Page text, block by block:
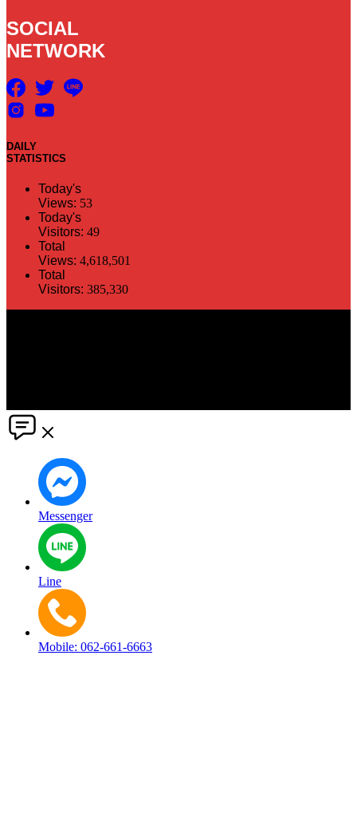
SOCIAL
NETWORK
DAILY
STATISTICS
Today's
Views: 53
Today's
Visitors: 49
Total
Views: 4,618,501
Total
Visitors: 385,330
Messenger
Line
Mobile: 062-661-6663